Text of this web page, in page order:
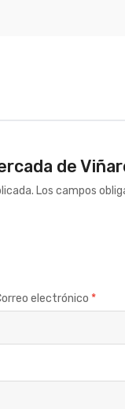
de
Los campos
electrónico *